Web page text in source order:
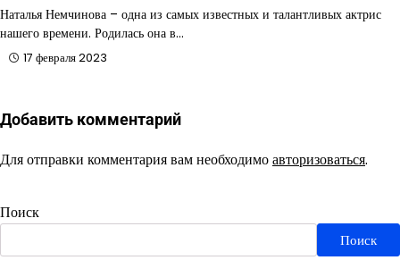
Наталья Немчинова – одна из самых известных и талантливых актрис
нашего времени. Родилась она в…
17 февраля 2023
Добавить комментарий
Для отправки комментария вам необходимоавторизоваться.
Поиск
Поиск